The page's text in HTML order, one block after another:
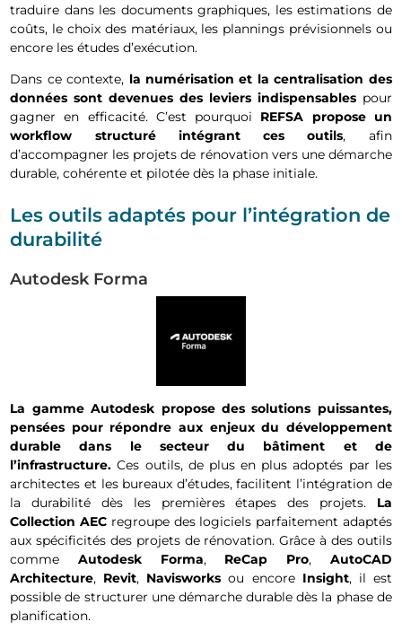
traduire dans les documents graphiques, les estimations de
coûts, le choix des matériaux, les plannings prévisionnels ou
encore les études d’exécution.
Dans ce contexte, la numérisation et la centralisation des
données sont devenues des leviers indispensablespour
gagner en efficacité. C’est pourquoi REFSA propose un
workflow structuré intégrant ces outils, afin
d’accompagner les projets de rénovation vers une démarche
durable, cohérente et pilotée dès la phase initiale.
Les outils adaptés pour l’intégration de
durabilité
Autodesk Forma
La gamme Autodesk propose des solutions puissantes,
pensées pour répondre aux enjeux du développement
durable dans le secteur du bâtiment et de
l’infrastructure. Ces outils, de plus en plus adoptés par les
architectes et les bureaux d’études, facilitent l’intégration de
la durabilité dès les premières étapes des projets. La
Collection AECregroupe des logiciels parfaitement adaptés
aux spécificités des projets de rénovation. Grâce à des outils
comme Autodesk Forma, ReCap Pro, AutoCAD
Architecture, Revit, Navisworks ou encore Insight, il est
possible de structurer une démarche durable dès la phase de
planification.